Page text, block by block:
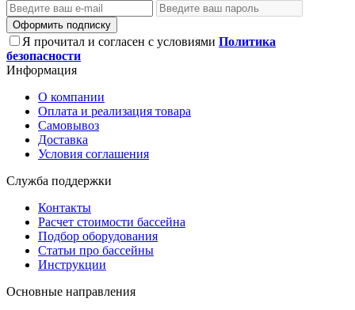
Оформить подписку
Я прочитал и согласен с условиями Политика
безопасности
Информация
О компании
Оплата и реализация товара
Самовывоз
Доставка
Условия соглашения
Служба поддержки
Контакты
Расчет стоимости бассейна
Подбор оборудования
Статьи про бассейны
Инструкции
Основные направления